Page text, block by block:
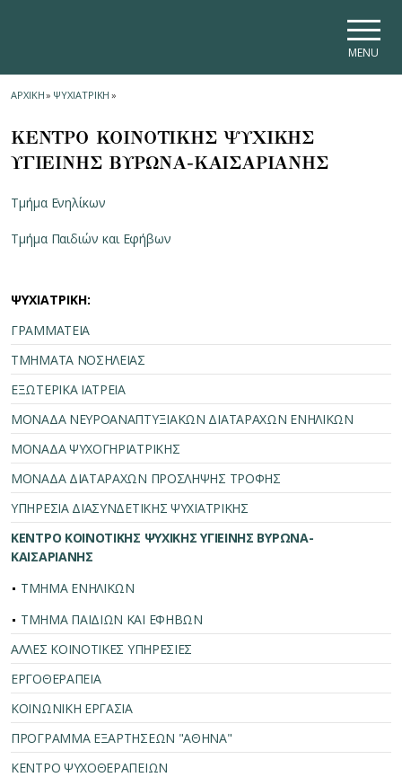
MENU
ΑΡΧΙΚΗ» ΨΥΧΙΑΤΡΙΚΗ »
ΚΕΝΤΡΟ ΚΟΙΝΟΤΙΚΗΣ ΨΥΧΙΚΗΣ
ΥΓΙΕΙΝΗΣ ΒΥΡΩΝΑ-ΚΑΙΣΑΡΙΑΝΗΣ
Τμήμα Ενηλίκων
Τμήμα Παιδιών και Εφήβων
ΨΥΧΙΑΤΡΙΚΗ:
ΓΡΑΜΜΑΤΕΙΑ
ΤΜΗΜΑΤΑ ΝΟΣΗΛΕΙΑΣ
ΕΞΩΤΕΡΙΚΑ ΙΑΤΡΕΙΑ
ΜΟΝΑΔΑ ΝΕΥΡΟΑΝΑΠΤΥΞΙΑΚΩΝ ΔΙΑΤΑΡΑΧΩΝ ΕΝΗΛΙΚΩΝ
ΜΟΝΑΔΑ ΨΥΧΟΓΗΡΙΑΤΡΙΚΗΣ
ΜΟΝΑΔΑ ΔΙΑΤΑΡΑΧΩΝ ΠΡΟΣΛΗΨΗΣ ΤΡΟΦΗΣ
ΥΠΗΡΕΣΙΑ ΔΙΑΣΥΝΔΕΤΙΚΗΣ ΨΥΧΙΑΤΡΙΚΗΣ
ΚΕΝΤΡΟ ΚΟΙΝΟΤΙΚΗΣ ΨΥΧΙΚΗΣ ΥΓΙΕΙΝΗΣ ΒΥΡΩΝΑ-
ΚΑΙΣΑΡΙΑΝΗΣ
ΤΜΗΜΑ ΕΝΗΛΙΚΩΝ
ΤΜΗΜΑ ΠΑΙΔΙΩΝ ΚΑΙ ΕΦΗΒΩΝ
ΑΛΛΕΣ ΚΟΙΝΟΤΙΚΕΣ ΥΠΗΡΕΣΙΕΣ
ΕΡΓΟΘΕΡΑΠΕΙΑ
ΚΟΙΝΩΝΙΚΗ ΕΡΓΑΣΙΑ
ΠΡΟΓΡΑΜΜΑ ΕΞΑΡΤΗΣΕΩΝ "ΑΘΗΝΑ"
ΚΕΝΤΡΟ ΨΥΧΟΘΕΡΑΠΕΙΩΝ